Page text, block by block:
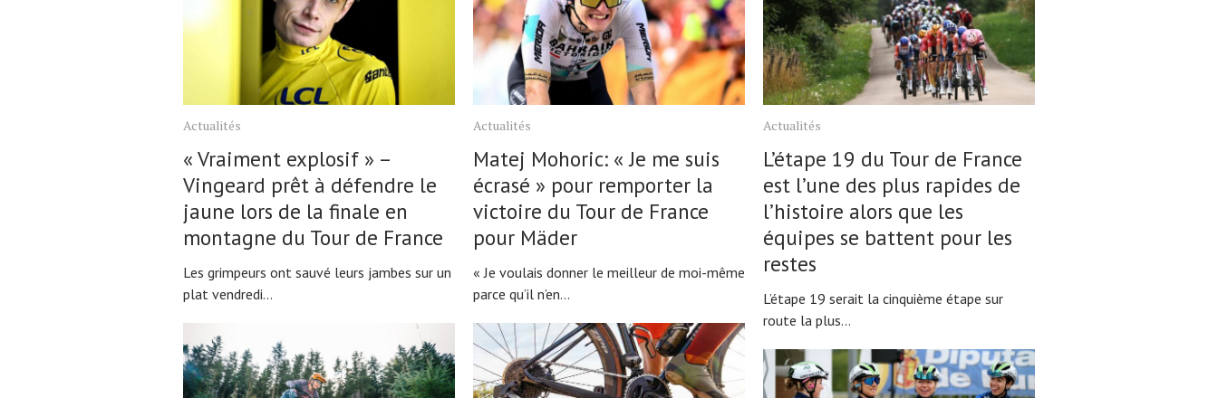
Actualités
« Vraiment explosif » –
Vingeard prêt à défendre le
jaune lors de la finale en
montagne du Tour de France
Les grimpeurs ont sauvé leurs jambes sur un
plat vendredi...
Actualités
Matej Mohoric: « Je me suis
écrasé » pour remporter la
victoire du Tour de France
pour Mäder
« Je voulais donner le meilleur de moi-même
parce qu’il n’en...
Actualités
L’étape 19 du Tour de France
est l’une des plus rapides de
l’histoire alors que les
équipes se battent pour les
restes
L’étape 19 serait la cinquième étape sur
route la plus...